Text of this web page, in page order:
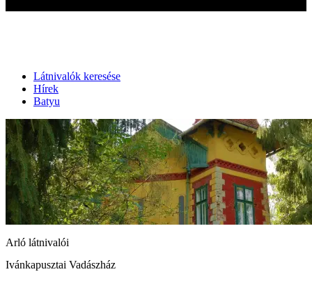
Látnivalók keresése
Hírek
Batyu
Arló látnivalói
Ivánkapusztai Vadászház